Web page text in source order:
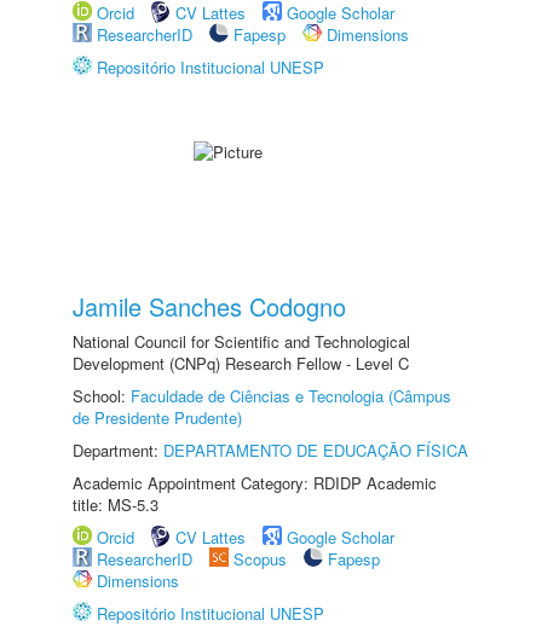
Orcid
CV Lattes
Google Scholar
ResearcherID
Fapesp
Dimensions
Repositório Institucional UNESP
Jamile Sanches Codogno
National Council for Scientific and Technological
Development (CNPq) Research Fellow - Level C
School: Faculdade de Ciências e Tecnologia (Câmpus
de Presidente Prudente)
Department: DEPARTAMENTO DE EDUCAÇÃO FÍSICA
Academic Appointment Category: RDIDP Academic
title: MS-5.3
Orcid
CV Lattes
Google Scholar
ResearcherID
Scopus
Fapesp
Dimensions
Repositório Institucional UNESP